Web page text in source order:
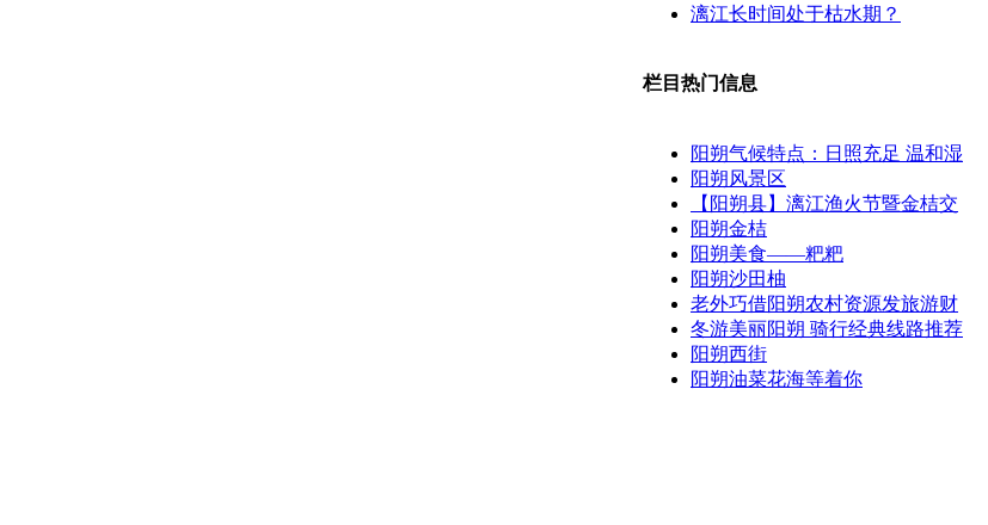
漓江长时间处于枯水期？
栏目热门信息
阳朔气候特点：日照充足 温和湿
阳朔风景区
【阳朔县】漓江渔火节暨金桔交
阳朔金桔
阳朔美食——粑粑
阳朔沙田柚
老外巧借阳朔农村资源发旅游财
冬游美丽阳朔 骑行经典线路推荐
阳朔西街
阳朔油菜花海等着你